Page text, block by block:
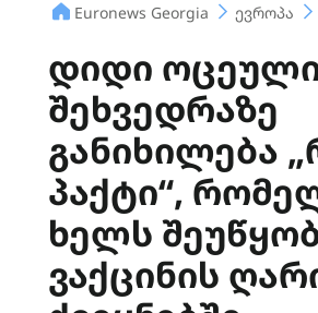
Euronews Georgia ევროპა
დიდი
შეხვედრაზე
განიხილება
პაქტი“,
ხელს
ვაქცინის